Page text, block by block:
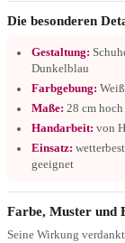
Die besonderen
Gestaltung:
Dunkelblau
Farbgebung:
Maße: 28 cm hoch
Handarbeit: von
Einsatz:
geeignet
Farbe, Muster und
Seine Wirkung